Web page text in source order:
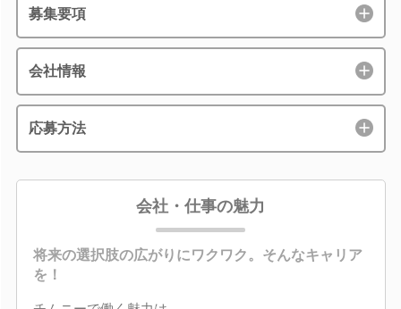
募集要項
会社情報
応募方法
会社・仕事の魅力
将来の選択肢の広がりにワクワク。そんなキャリア
を！